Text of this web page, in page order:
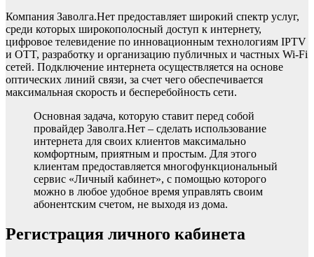
Компания Заволга.Нет предоставляет широкий спектр услуг,
среди которых широкополосный доступ к интернету,
цифровое телевидение по инновационным технологиям IPTV
и OTT, разработку и организацию публичных и частных Wi-Fi
сетей. Подключение интернета осуществляется на основе
оптических линий связи, за счет чего обеспечивается
максимальная скорость и бесперебойность сети.
Основная задача, которую ставит перед собой
провайдер Заволга.Нет – сделать использование
интернета для своих клиентов максимально
комфортным, приятным и простым. Для этого
клиентам предоставляется многофункциональный
сервис «Личный кабинет», с помощью которого
можно в любое удобное время управлять своим
абонентским счетом, не выходя из дома.
Регистрация личного кабинета